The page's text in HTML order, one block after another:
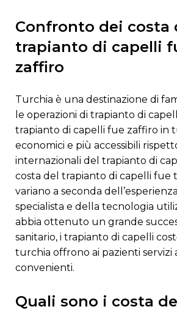
confronto dei costa del
trapianto di capelli
zaffiro
turchia è una destinazione di fama mondiale per
le operazioni di trapianto di
trapianto di capelli fue zaffiro in
economici e più accessibili
internazionali del trapianto di
costa del trapianto di capelli fue
variano a seconda
specialista e della tecnologia
abbia ottenuto un grande
sanitario, i trapianto di capelli
turchia offrono ai pazienti servizi
convenienti.
quali sono i costa del